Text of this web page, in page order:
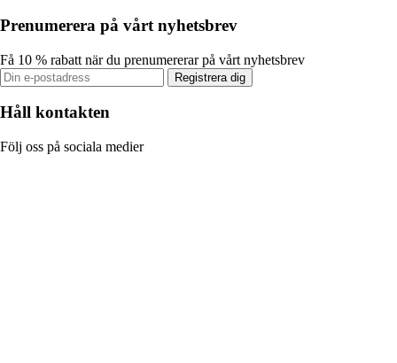
Prenumerera på vårt nyhetsbrev
Få 10 % rabatt när du prenumererar på vårt nyhetsbrev
Registrera dig
Håll kontakten
Följ oss på sociala medier